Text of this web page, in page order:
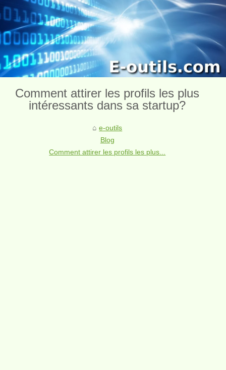
Comment attirer les profils les plus
intéressants dans sa startup?
e-outils
Blog
Comment attirer les profils les plus...